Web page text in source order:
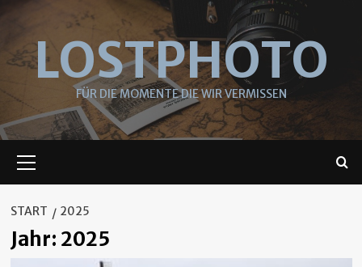
Skip
contentLOSTPHOTO
FÜR DIE MOMENTE DIE WIR VERMISSEN
Menü
START 2025
Jahr: 2025